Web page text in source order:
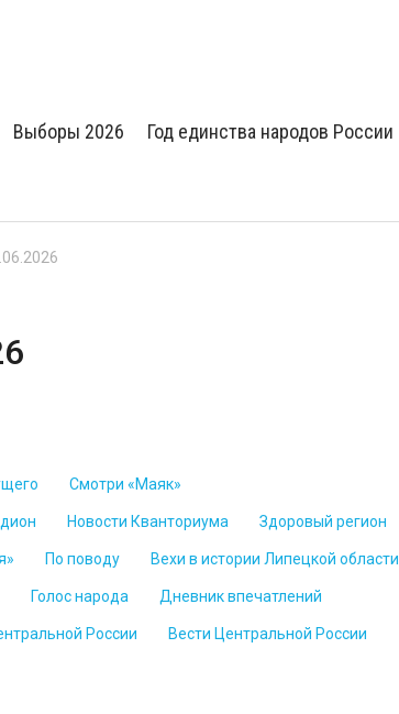
Выборы 2026 Год единства народов России
Смотри «Маяк»
Новости Кванториума Здоровый регион
По поводу Вехи в истории Липецкой области
Голос народа Дневник впечатлений
России Вести Центральной России